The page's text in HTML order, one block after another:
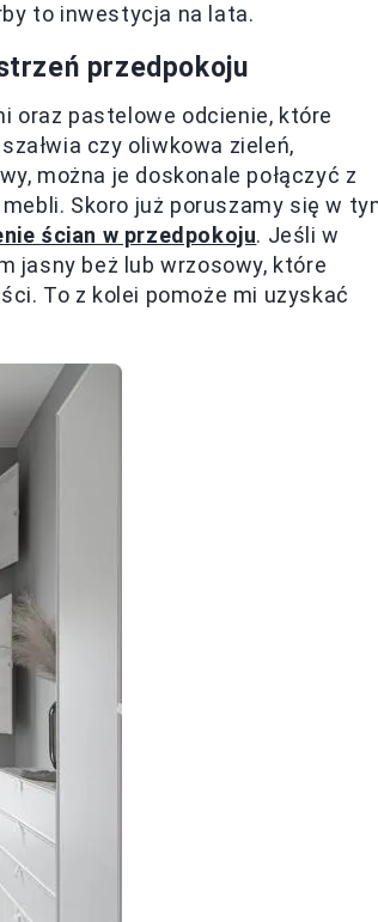
to inwestycja na lata.
przedpokoju
oraz pastelowe odcienie, które
czy oliwkowa zieleń,
można je doskonale połączyć z
Skoro już poruszamy się w
ścian w przedpokoju. Jeśli w
jasny beż lub wrzosowy, które
To z kolei pomoże mi uzyskać